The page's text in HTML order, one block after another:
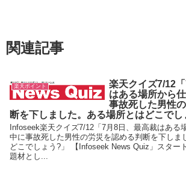
関連記事
楽天ポイント
楽天クイズ7/12
はある場所から
事故死した男性
断を下しました。ある場所とはどこでし
Infoseek楽天クイズ7/12「7月8日、最高裁はある
中に事故死した男性の労災を認める判断を下しま
どこでしょう?」 【Infoseek News Quiz」スター
題材とし...